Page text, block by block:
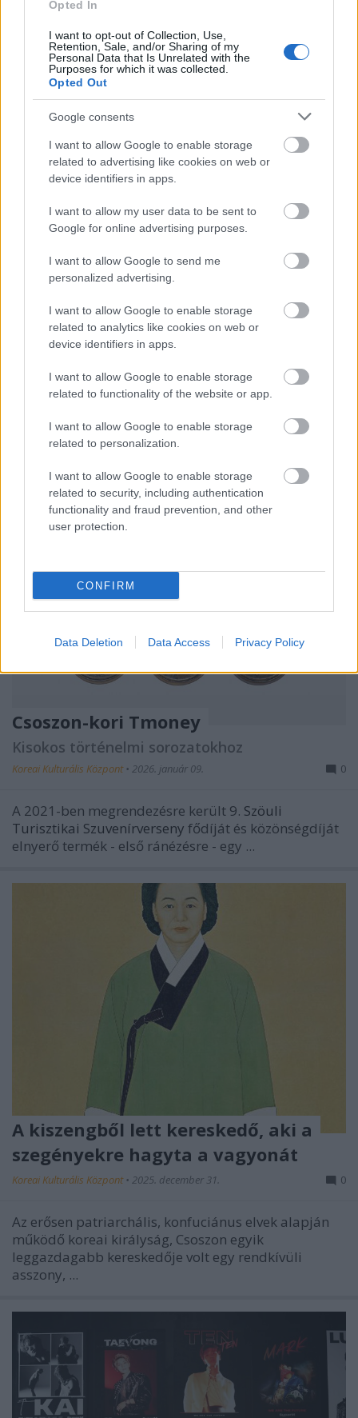
Opted In
I want to opt-out of Collection, Use,
Retention, Sale, and/or Sharing of my
Personal Data that Is Unrelated with the
Purposes for which it was collected.
Opted Out
Google consents
I want to allow Google to enable storage
related to advertising like cookies on web or
device identifiers in apps.
I want to allow my user data to be sent to
Google for online advertising purposes.
I want to allow Google to send me
personalized advertising.
I want to allow Google to enable storage
related to analytics like cookies on web or
device identifiers in apps.
I want to allow Google to enable storage
related to functionality of the website or app.
I want to allow Google to enable storage
related to personalization.
I want to allow Google to enable storage
related to security, including authentication
functionality and fraud prevention, and other
user protection.
CONFIRM
Data Deletion Data Access Privacy Policy
a hagyományos koreai festészetet a modern ...
americanón túl
Koreai Kulturális Központ•2026. január 16.
Amikor Dél-Koreára gondolunk, a többségnek a k-
kozmetikumok világa vagy a filmipar jut eszébe, és ...
Csoszon-kori Tmoney
Kisokos történelmi sorozatokhoz
Koreai Kulturális Központ • 2026. január 09. 0
A 2021-ben megrendezésre került 9. Szöuli
Turisztikai Szuvenírverseny fődíját és közönségdíját
elnyerő termék - első ránézésre - egy ...
A kiszengből lett kereskedő, aki a
szegényekre hagyta a vagyonát
Koreai Kulturális Központ • 2025. december 31. 0
Az erősen patriarchális, konfuciánus elvek alapján
működő koreai királyság, Csoszon egyik
leggazdagabb kereskedője volt egy rendkívüli
asszony, ...